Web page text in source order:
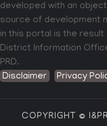
developed with an
source of development
in this portal is the
District Information
PRD.
Disclaimer
Privacy
COPYRIGHT ©